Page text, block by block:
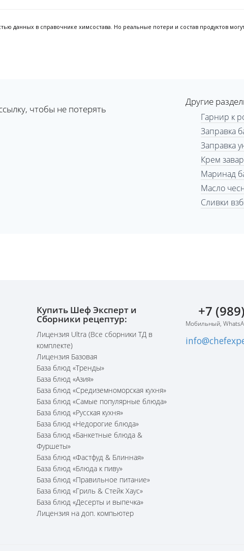
данных в справочнике химсостава. Но реальные потери и состав продуктов
чтобы не потерять
Другие
Гарнир к
Заправка
Заправка
Крем
Маринад
Масло
Сливки
Купить Шеф Эксперт и
Сборники рецептур:
Лицензия Ultra (Все сборники ТД в
комплекте)
Лицензия Базовая
База блюд «Тренды»
База блюд «Азия»
База блюд «Средиземноморская кухня»
База блюд «Самые популярные блюда»
База блюд «Русская кухня»
База блюд «Недорогие блюда»
База блюд «Банкетные блюда &
Фуршеты»
База блюд «Фастфуд & Блинная»
База блюд «Блюда к пиву»
База блюд «Правильное питание»
База блюд «Гриль & Стейк Хаус»
База блюд «Десерты и выпечка»
Лицензия на доп. компьютер
+7
Мобильный,